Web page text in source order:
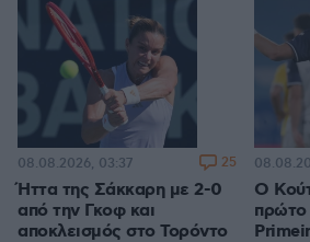
Ήττα της Σάκκαρη με 2-0
από την Γκοφ και
αποκλεισμός στο Τορόντο
08.08.2026, 03:37 25
Ο
πρώτο